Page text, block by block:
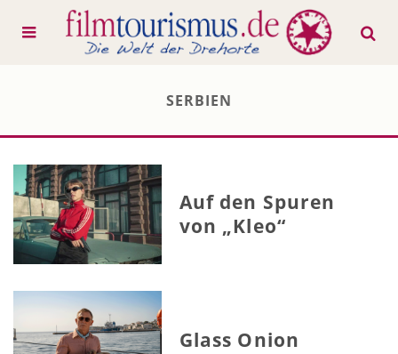
SERBIEN
Auf den Spuren
von „Kleo“
Glass Onion